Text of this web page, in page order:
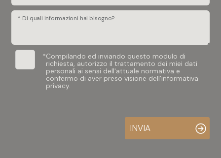
* Di quali informazioni hai bisogno?
*Compilando ed inviando questo modulo di
richiesta, autorizzo il trattamento dei miei dati
personali ai sensi dell'attuale normativa e
confermo di aver preso visione dell'informativa
privacy.
INVIA